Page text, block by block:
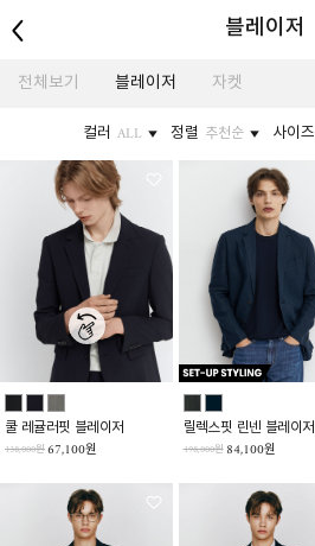
블레이저
전체보기 블레이저 자켓
컬러 ALL 정렬 추천순 사이즈
쿨 레귤러핏 블레이저
138,000원67,100원
릴렉스핏 린넨 블레이저
198,000원 84,100원